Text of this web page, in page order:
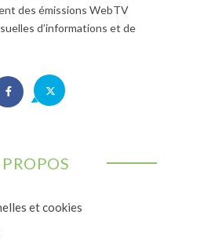
des émissions WebTV
d’informations et de
et cookies